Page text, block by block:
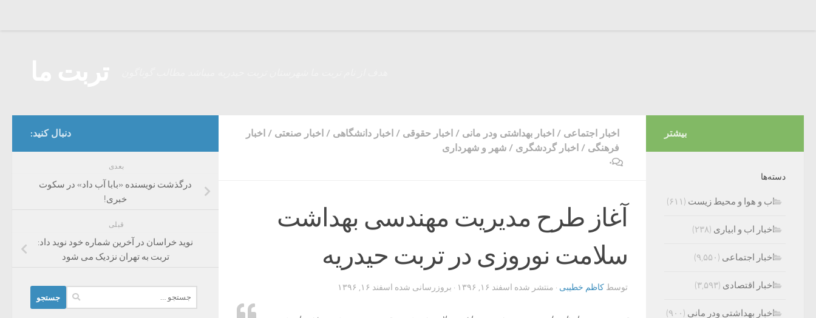
اخبار اجتماعی / اخبار بهداشتی ودر مانی / اخبار حقوقی / اخبار دانشگاهی / اخبار صنعتی / اخبار
فرهنگی / اخبار گردشگری / شهر و شهرداری
۰
آغاز طرح مدیریت مهندسی بهداشت
سلامت نوروزی در تربت حیدریه
توسط کاظم خطیبی · منتشر شده اسفند ۱۶, ۱۳۹۶ · بروزرسانی شده اسفند ۱۶, ۱۳۹۶
دنبال کنید:
بعدی
درگذشت نویسنده «بابا آب داد» در سکوت
خبری!
قبلی
نوید خراسان در آخرین شماره خود نوید داد:
تربت به تهران نزدیک می شود
برای:
بیشتر
دسته‌ها
اب و هوا و محیط زیست (۶۱۱)
اخبار اب و ابیاری (۲۳۸)
اخبار اجتماعی (۹,۵۵۰)
اخبار اقتصادی (۳,۵۹۳)
اخبار بهداشتی ودر مانی (۹۰۰)